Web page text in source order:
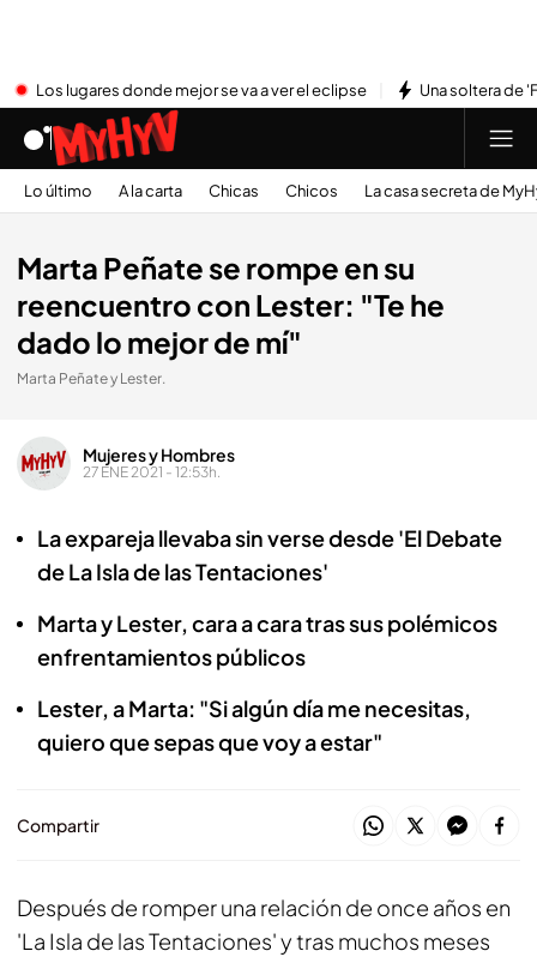
Los lugares donde mejor se va a ver el eclipse Una soltera de
Lo último A la carta Chicas Chicos La casa secreta de
Marta Peñate se rompe en su
reencuentro con Lester: "Te he
dado lo mejor de mí"
Marta Peñate y Lester.
Mujeres y Hombres
27 ENE 2021 - 12:53h.
La expareja llevaba sin verse desde 'El Debate
de La Isla de las Tentaciones'
Marta y Lester, cara a cara tras sus polémicos
enfrentamientos públicos
Lester, a Marta: "Si algún día me necesitas,
quiero que sepas que voy a estar"
Compartir
Después de romper una relación de once años en
'La Isla de las Tentaciones' y tras muchos meses